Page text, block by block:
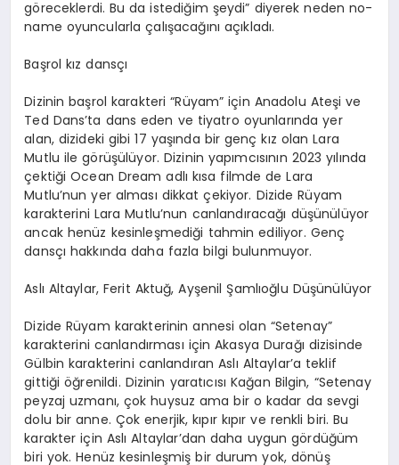
göreceklerdi. Bu da istediğim şeydi” diyerek nedenno-
name oyuncularla çalışacağını açıkladı.
Başrol kız dansçı
Dizinin başrol karakteri “Rüyam” için Anadolu Ateşi ve
Ted Dans’ta dans eden ve tiyatro oyunlarında yer
alan, dizideki gibi 17 yaşında bir genç kız olan Lara
Mutlu ile görüşülüyor. Dizinin yapımcısının 2023 yılında
çektiği Ocean Dream adlı kısa filmde de Lara
Mutlu’nun yer alması dikkat çekiyor. Dizide Rüyam
karakterini Lara Mutlu’nun canlandıracağı düşünülüyor
ancak henüz kesinleşmediği tahmin ediliyor. Genç
dansçı hakkında daha fazla bilgi bulunmuyor.
Aslı Altaylar, Ferit Aktuğ,Ayşenil Şamlıoğlu Düşünülüyor
Dizide Rüyam karakterinin annesi olan “Setenay”
karakterini canlandırması için Akasya Durağı dizisinde
Gülbin karakterini canlandıran Aslı Altaylar’a teklif
gittiği öğrenildi. Dizinin yaratıcısı Kağan Bilgin, “Setenay
peyzaj uzmanı, çok huysuz ama bir o kadar da sevgi
dolu bir anne. Çok enerjik, kıpır kıpır ve renkli biri. Bu
karakter için AslıAltaylar’dan daha uygun gördüğüm
biri yok. Henüz kesinleşmiş bir durum yok, dönüş